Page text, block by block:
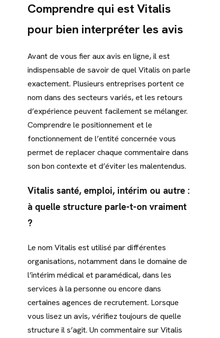
Comprendre qui est Vitalis
pour bien interpréter les avis
Avant de vous fier aux avis en ligne, il est
indispensable de savoir de quel Vitalis on parle
exactement. Plusieurs entreprises portent ce
nom dans des secteurs variés, et les retours
d’expérience peuvent facilement se mélanger.
Comprendre le positionnement et le
fonctionnement de l’entité concernée vous
permet de replacer chaque commentaire dans
son bon contexte et d’éviter les malentendus.
Vitalis santé, emploi, intérim ou autre :
à quelle structure parle-t-on vraiment
?
Le nom Vitalis est utilisé par différentes
organisations, notamment dans le domaine de
l’intérim médical et paramédical, dans les
services à la personne ou encore dans
certaines agences de recrutement. Lorsque
vous lisez un avis, vérifiez toujours de quelle
structure il s’agit. Un commentaire sur Vitalis